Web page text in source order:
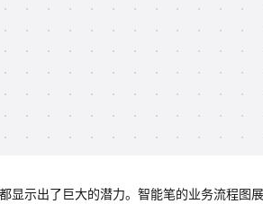
显示出了巨大的潜力。智能笔的业务流程图